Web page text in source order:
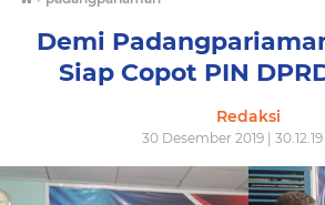
Demi
Siap Copot PIN
Redaksi
30 Desember 2019 |